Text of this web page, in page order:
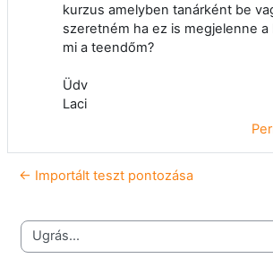
kurzus amelyben tanárként be
szeretném ha ez is megjelenne
mi a teendőm?
Üdv
Laci
← Importált teszt pontozása
Ugrás...